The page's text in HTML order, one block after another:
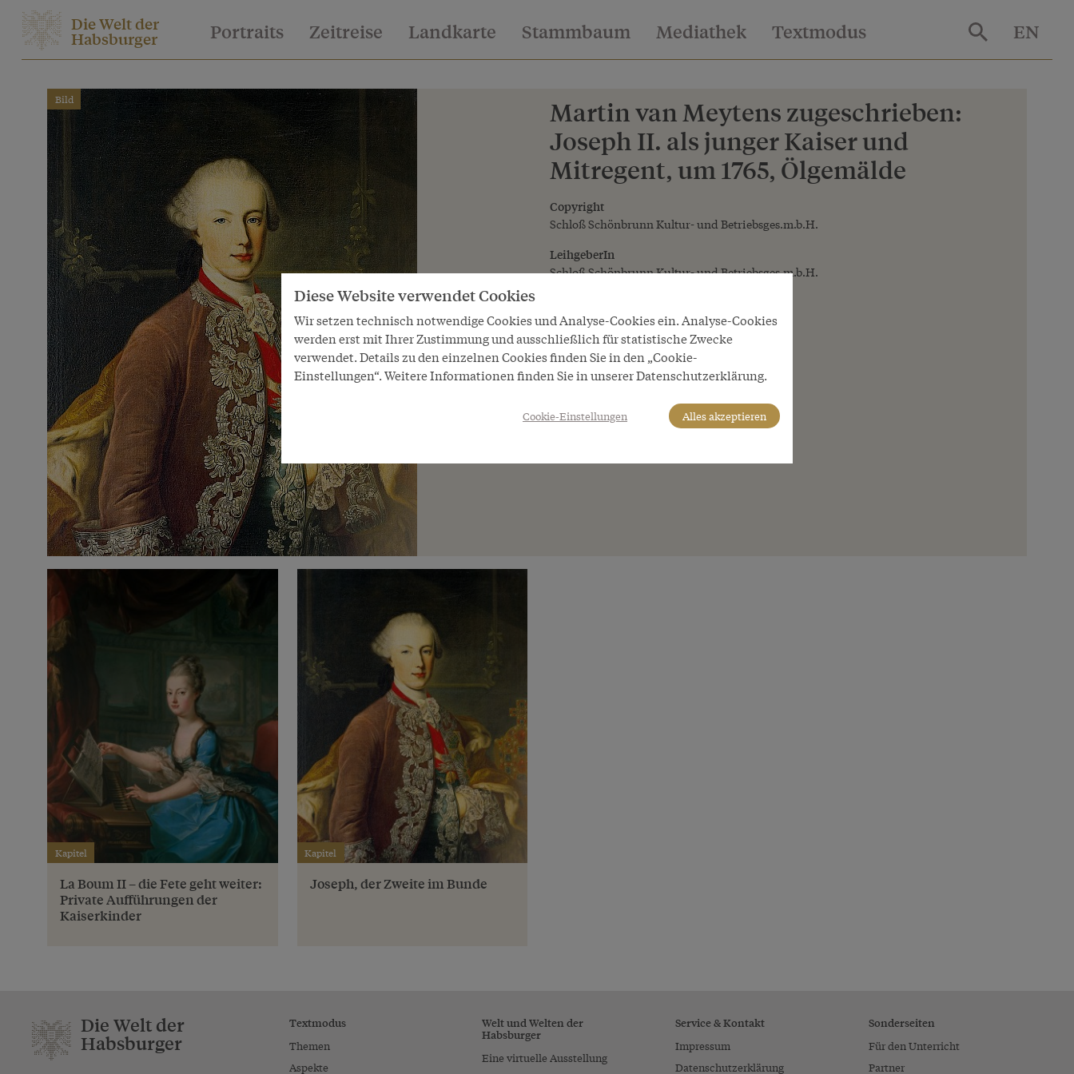
Die Welt der
Habsburger Portraits Zeitreise Landkarte Stammbaum Mediathek Textmodus EN
Bild
Martin van Meytens zugeschrieben:
Joseph II. als junger Kaiser und
Mitregent, um 1765, Ölgemälde
Copyright
Schloß Schönbrunn Kultur- und Betriebsges.m.b.H.
LeihgeberIn
Schloß Schönbrunn Kultur- und Betriebsges.m.b.H.
Kapitel
La Boum II – die Fete geht weiter:
Private Aufführungen der
Kaiserkinder
Kapitel
Joseph, der Zweite im Bunde
Die Welt der
Habsburger
Textmodus
Themen
Aspekte
Welt und Welten der
Habsburger
Eine virtuelle Ausstellung
Service & Kontakt
Impressum
Datenschutzerklärung
Sonderseiten
Für den Unterricht
Partner
Diese Website verwendet Cookies
Wir setzen technisch notwendige Cookies und Analyse-Cookies ein. Analyse-Cookies
werden erst mit Ihrer Zustimmung und ausschließlich für statistische Zwecke
verwendet. Details zu den einzelnen Cookies finden Sie in den „Cookie-
Einstellungen“. Weitere Informationen finden Sie in unserer Datenschutzerklärung.
Cookie-Einstellungen Alles akzeptieren